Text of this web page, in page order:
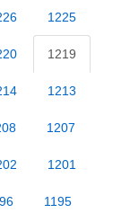
1225
1219
1213
1207
1201
1195